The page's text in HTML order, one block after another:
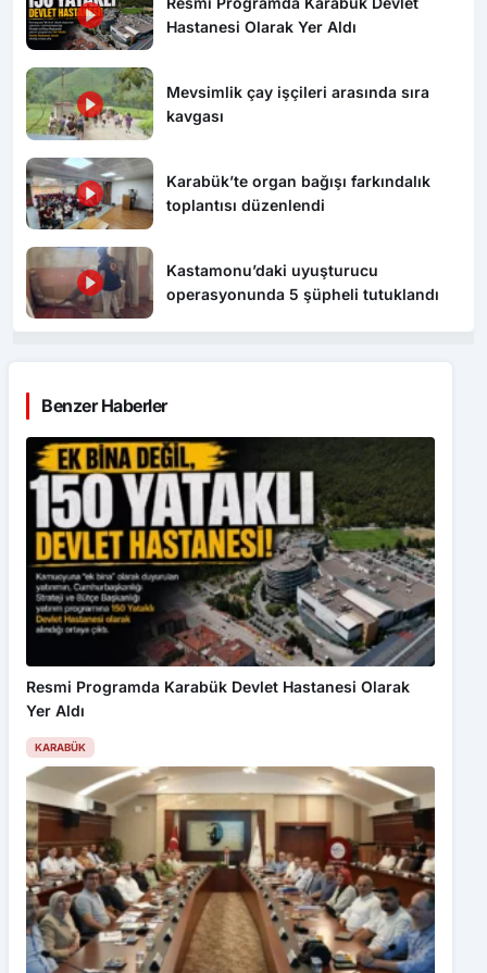
Hastanesi Olarak Yer Aldı
Mevsimlik çay işçileri arasında sıra
kavgası
Karabük’te organ bağışı farkındalık
toplantısı düzenlendi
Kastamonu’daki uyuşturucu
operasyonunda 5 şüpheli tutuklandı
Benzer Haberler
Resmi Programda Karabük Devlet Hastanesi Olarak
Yer Aldı
KARABÜK